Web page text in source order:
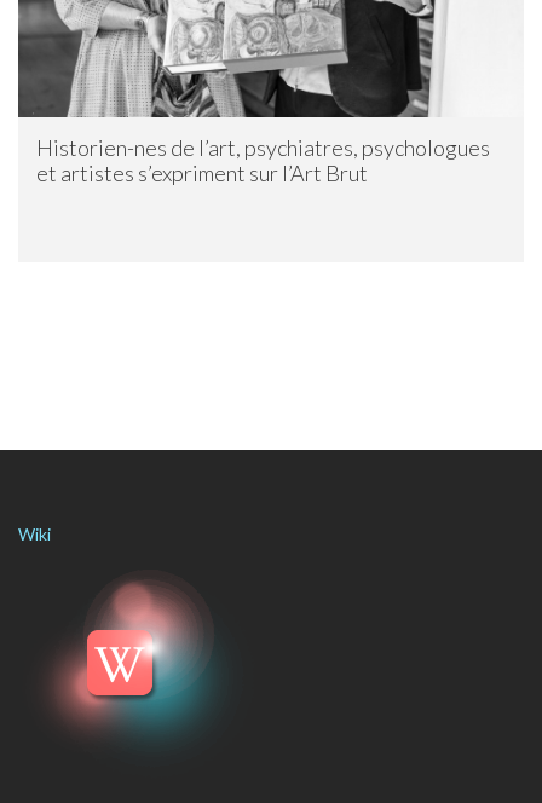
Historien-nes de l’art, psychiatres, psychologues
et artistes s’expriment sur l’Art Brut
Wiki